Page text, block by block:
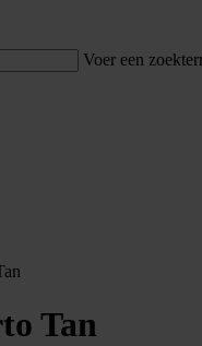
Voer een
Tan